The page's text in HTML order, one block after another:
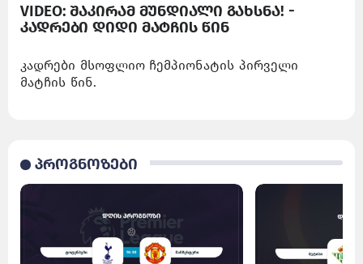
VIDEO: შაკირამ მუნდიალი გახსნა! -
კადრები დიდი მატჩის წინ
კადრები მსოფლიო ჩემპიონატის პირველი
მატჩის წინ.
პროგნოზები